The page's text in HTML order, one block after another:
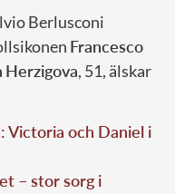
Berlusconi
Francesco
Herzigova, 51, älskar
Victoria och Daniel i
– stor sorg i